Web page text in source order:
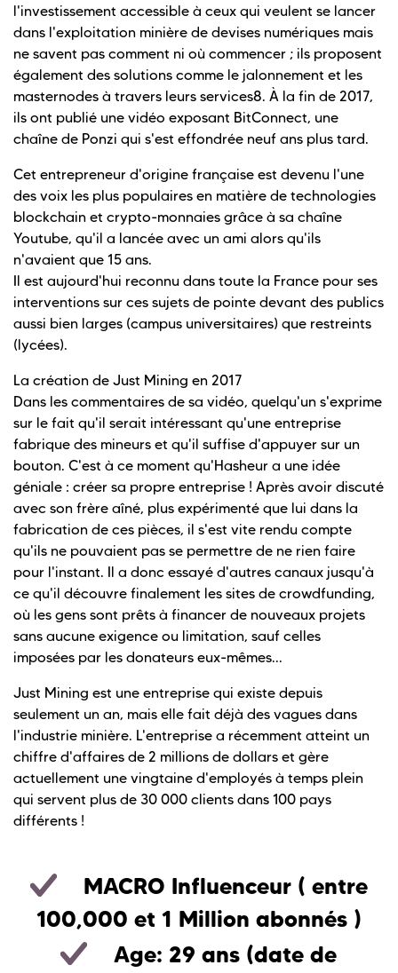
l'investissement accessible à ceux qui veulent se lancer
dans l'exploitation minière de devises numériques mais
ne savent pas comment ni où commencer ; ils proposent
également des solutions comme le jalonnement et les
masternodes à travers leurs services8. À la fin de 2017,
ils ont publié une vidéo exposant BitConnect, une
chaîne de Ponzi qui s'est effondrée neuf ans plus tard.
Cet entrepreneur d'origine française est devenu l'une
des voix les plus populaires en matière de technologies
blockchain et crypto-monnaies grâce à sa chaîne
Youtube, qu'il a lancée avec un ami alors qu'ils
n'avaient que 15 ans.
Il est aujourd'hui reconnu dans toute la France pour ses
interventions sur ces sujets de pointe devant des publics
aussi bien larges (campus universitaires) que restreints
(lycées).
La création de Just Mining en 2017
Dans les commentaires de sa vidéo, quelqu'un s'exprime
sur le fait qu'il serait intéressant qu'une entreprise
fabrique des mineurs et qu'il suffise d'appuyer sur un
bouton. C'est à ce moment qu'Hasheur a une idée
géniale : créer sa propre entreprise ! Après avoir discuté
avec son frère aîné, plus expérimenté que lui dans la
fabrication de ces pièces, il s'est vite rendu compte
qu'ils ne pouvaient pas se permettre de ne rien faire
pour l'instant. Il a donc essayé d'autres canaux jusqu'à
ce qu'il découvre finalement les sites de crowdfunding,
où les gens sont prêts à financer de nouveaux projets
sans aucune exigence ou limitation, sauf celles
imposées par les donateurs eux-mêmes...
Just Mining est une entreprise qui existe depuis
seulement un an, mais elle fait déjà des vagues dans
l'industrie minière. L'entreprise a récemment atteint un
chiffre d'affaires de 2 millions de dollars et gère
actuellement une vingtaine d'employés à temps plein
qui servent plus de 30 000 clients dans 100 pays
différents !
MACRO Influenceur( entre
100,000 et 1 Million abonnés )
Age: 29 ans (date de